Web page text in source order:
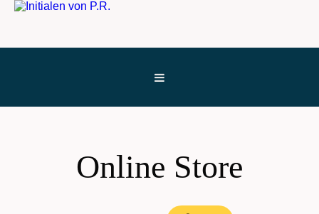
Online Store